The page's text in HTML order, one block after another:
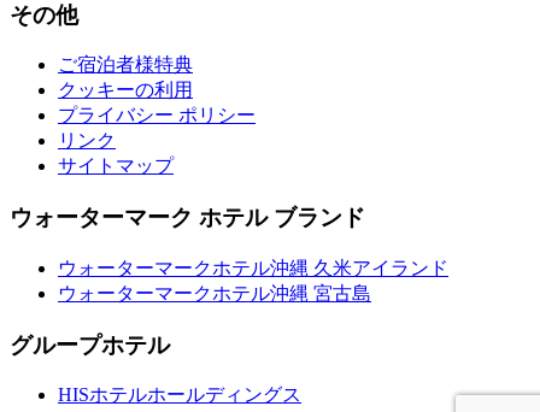
その他
ご宿泊者様特典
クッキーの利用
プライバシー ポリシー
リンク
サイトマップ
ウォーターマーク ホテル ブランド
ウォーターマークホテル沖縄 久米アイランド
ウォーターマークホテル沖縄 宮古島
グループホテル
HISホテルホールディングス